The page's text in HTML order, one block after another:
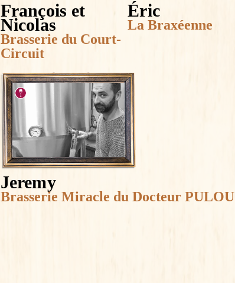
François et
Nicolas
Brasserie du Court-
Circuit
Éric
La Braxéenne
Jeremy
Brasserie Miracle du Docteur PULOU